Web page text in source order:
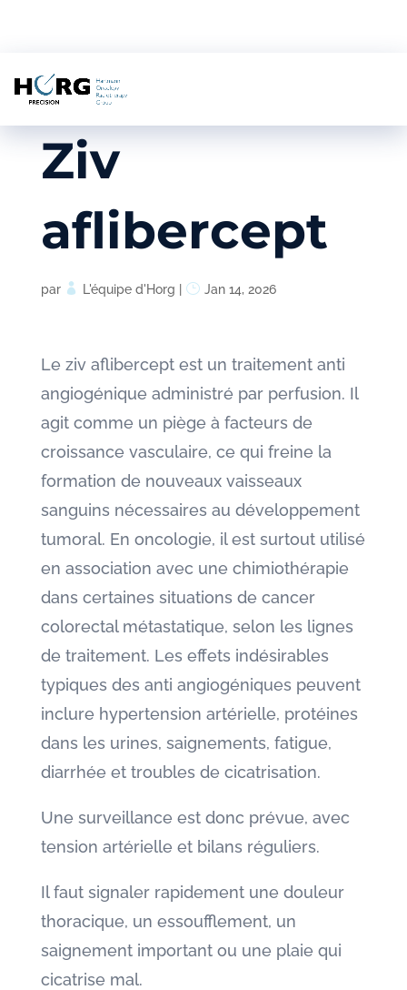
Ziv
aflibercept
par L'équipe d'Horg Jan 14, 2026
Le ziv aflibercept est un traitement anti
angiogénique administré par perfusion. Il
agit comme un piège à facteurs de
croissance vasculaire, ce qui freine la
formation de nouveaux vaisseaux
sanguins nécessaires au développement
tumoral. En oncologie, il est surtout utilisé
en association avec une chimiothérapie
dans certaines situations de cancer
colorectal métastatique, selon les lignes
de traitement. Les effets indésirables
typiques des anti angiogéniques peuvent
inclure hypertension artérielle, protéines
dans les urines, saignements, fatigue,
diarrhée et troubles de cicatrisation.
Une surveillance est donc prévue, avec
tension artérielle et bilans réguliers.
Il faut signaler rapidement une douleur
thoracique, un essoufflement, un
saignement important ou une plaie qui
cicatrise mal.